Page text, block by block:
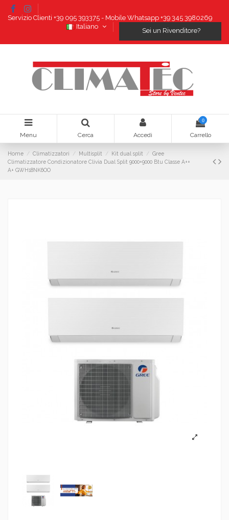
Servizio Clienti +39 095 393375 - Mobile Whatsapp +39 345 3980269
Italiano
Sei un Rivenditore?
Menu Cerca Accedi
0
Carrello
Home Climatizzatori Multisplit Kit dual split
Gree
Climatizzatore Condizionatore Clivia Dual Split 9000+9000 Btu Classe A++
A+ GWH18NK6OO